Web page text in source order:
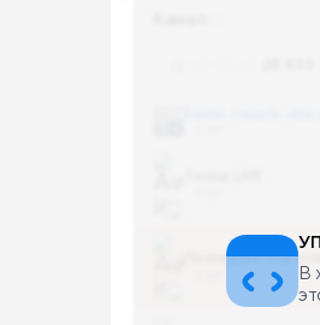
Последние новости
В